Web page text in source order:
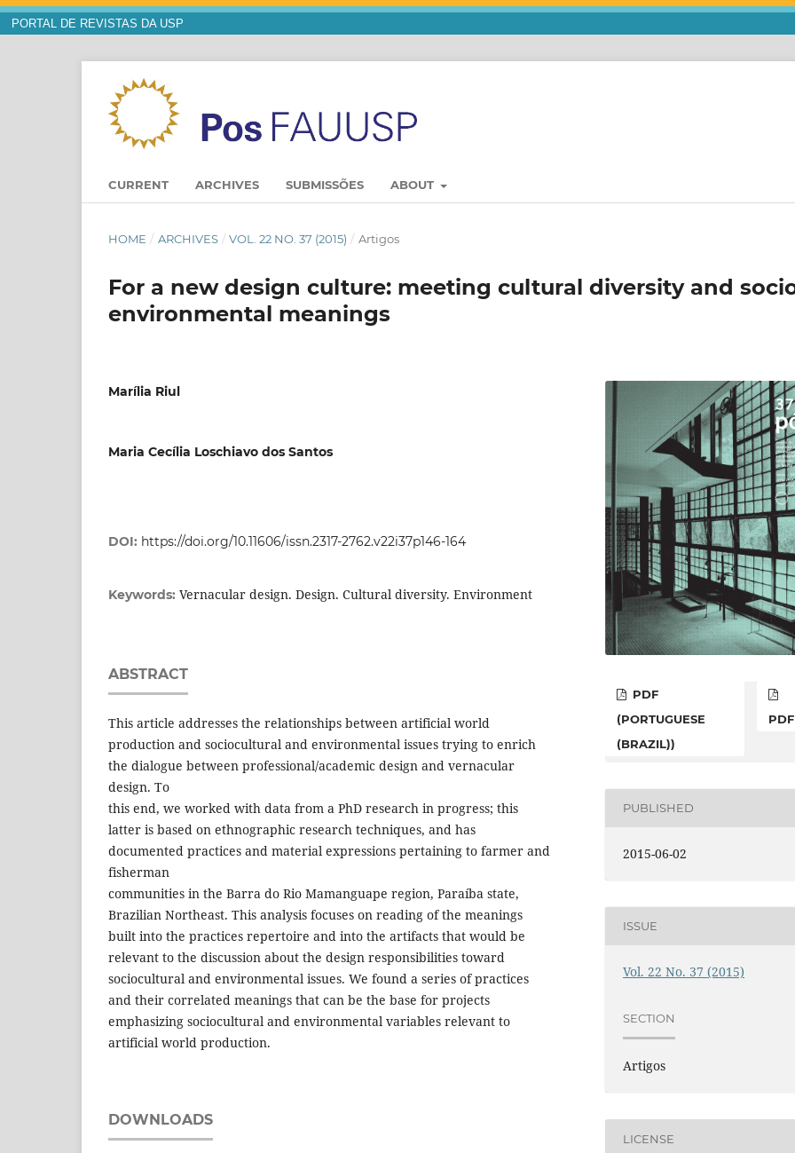
PORTAL DE REVISTAS DA USP
CURRENT ARCHIVES SUBMISSÕES ABOUT
HOME / ARCHIVES / VOL. 22 NO. 37 (2015) / Artigos
For a new design culture: meeting cultural diversity and
environmental meanings
Marília Riul
Maria Cecília Loschiavo dos Santos
DOI: https://doi.org/10.11606/issn.2317-2762.v22i37p146-164
Keywords: Vernacular design. Design. Cultural diversity. Environment
ABSTRACT
This article addresses the relationships between artificial world
production and sociocultural and environmental issues trying to enrich
the dialogue between professional/academic design and vernacular
design. To
this end, we worked with data from a PhD research in progress; this
latter is based on ethnographic research techniques, and has
documented practices and material expressions pertaining to farmer and
fisherman
communities in the Barra do Rio Mamanguape region, Paraíba state,
Brazilian Northeast. This analysis focuses on reading of the meanings
built into the practices repertoire and into the artifacts that would be
relevant to the discussion about the design responsibilities toward
sociocultural and environmental issues. We found a series of practices
and their correlated meanings that can be the base for projects
emphasizing sociocultural and environmental variables relevant to
artificial world production.
DOWNLOADS
PDF
(PORTUGUESE
(BRAZIL))
PDF
PUBLISHED
2015-06-02
ISSUE
Vol. 22 No. 37 (2015)
SECTION
Artigos
LICENSE